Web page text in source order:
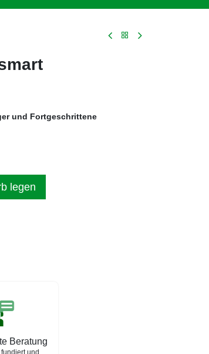
und Fortgeschrittene
legen
Beratung
und